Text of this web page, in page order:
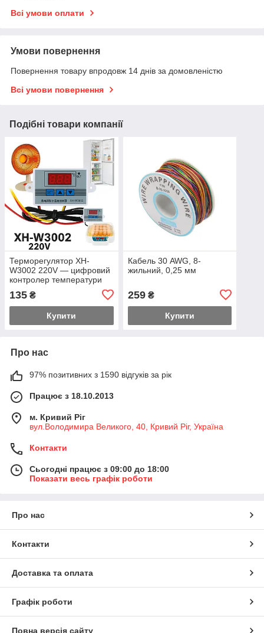
Всі умови оплати
Умови повернення
Повернення товару впродовж 14 днів за домовленістю
Всі умови повернення
Подібні товари компанії
Терморегулятор XH-
W3002 220V — цифровий
контролер температури
для інкубатора, акваріума,
обігрівача, систем
охолодження
135 ₴
Купити
Кабель 30 AWG, 8-
жильний, 0,25 мм
259₴
Купити
Про нас
97% позитивних з 1590 відгуків за рік
Працює з 18.10.2013
м. Кривий Ріг
вул.Володимира Великого, 40, Кривий Ріг, Україна
Контакти
Сьогодні працює з 09:00 до 18:00
Показати весь графік роботи
Про нас
Контакти
Доставка та оплата
Графік роботи
Повна версія сайту